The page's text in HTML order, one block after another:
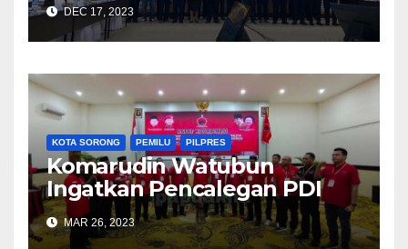
DEC 17, 2023
KOTA SORONG PEMILU PILPRES
Komarudin Watubun
Ingatkan Pencalegan PDI
Perjuangan Harus Sesuai
Aturan
MAR 26, 2023